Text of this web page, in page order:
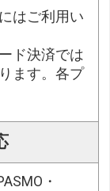
はご利用い
ド決済では
ます。各プ
・